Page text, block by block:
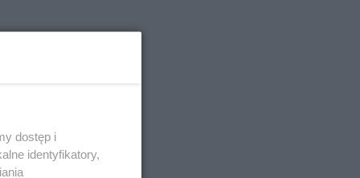
i
dostęp i
identyfikatory,